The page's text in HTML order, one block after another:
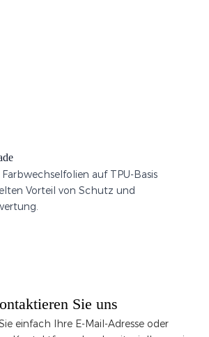
auf TPU-Basis
Vorteil von Schutz und
Sie uns
einfach Ihre E-Mail-Adresse oder